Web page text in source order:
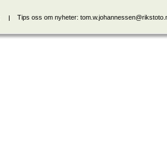
Tips oss om nyheter: